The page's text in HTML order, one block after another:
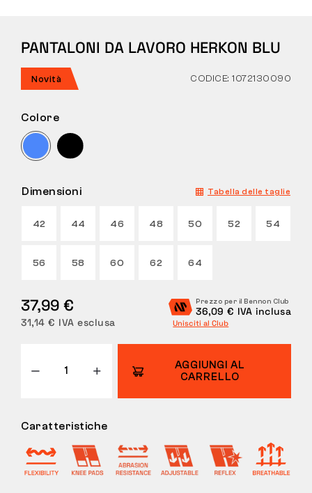
CHI SIAMO
BLOG
LABORATORIO BENNON
NEGOZIO CON BISTROT
PANTALONI DA LAVORO HERKON BLU
Novità CODICE: 1072130090
Colore
Dimensioni Tabella delle taglie
42 44 46 48 50 52 54
56 58 60 62 64
37,99 €
31,14 € IVA esclusa
Prezzo per il Bennon Club
36,09 € IVA inclusa
Unisciti al Club
AGGIUNGI AL
CARRELLO
Caratteristiche